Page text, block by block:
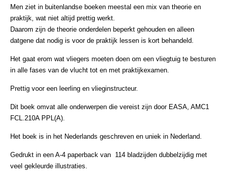
Men ziet in buitenlandse boeken meestal een mix van theorie en
praktijk, wat niet altijd prettig werkt.
Daarom zijn de theorie onderdelen beperkt gehouden en alleen
datgene dat nodig is voor de praktijk lessen is kort behandeld.
Het gaat erom wat vliegers moeten doen om een vliegtuig te besturen
in alle fases van de vlucht tot en met praktijkexamen.
Prettig voor een leerling en vlieginstructeur.
Dit boek omvat alle onderwerpen die vereist zijn door EASA, AMC1
FCL.210A PPL(A).
Het boek is in het Nederlands geschreven en uniek in Nederland.
Gedrukt in een A-4 paperback van 114 bladzijden dubbelzijdig met
veel gekleurde illustraties.